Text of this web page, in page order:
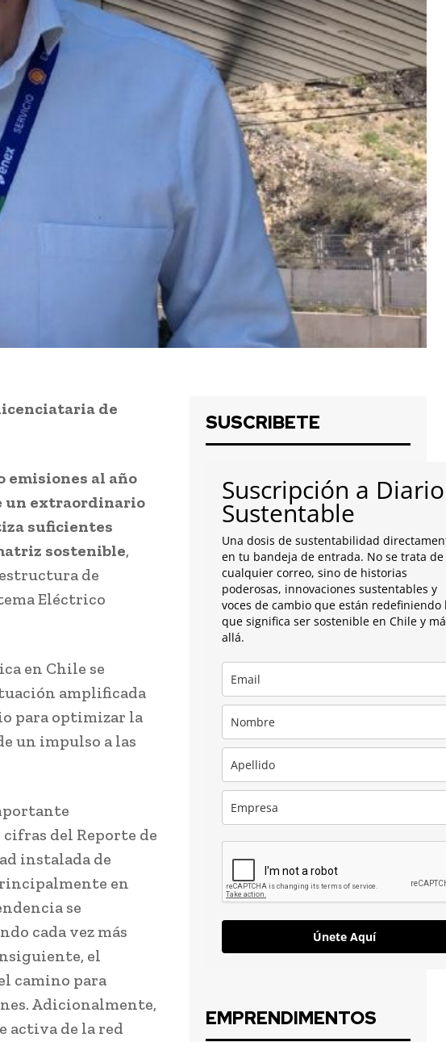
de
emisiones al año
un extraordinario
suficientes
sostenible,
de
Eléctrico
en Chile se
amplificada
para optimizar la
un impulso a las
del Reporte de
instalada de
en
se
cada vez más
el
camino para
Adicionalmente,
activa de la red
SUSCRIBETE
Suscripción a Diario
Sustentable
Una dosis de sustentabilidad
en tu bandeja de entrada. No se trata de
cualquier correo, sino de historias
poderosas, innovaciones sustentables y
voces de cambio que están redefiniendo
que significa ser sostenible en Chile y
allá.
Únete Aquí
EMPRENDIMENTOS